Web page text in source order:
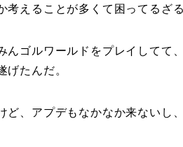
えることが多くて困ってるざ
ゴルワールドをプレイしてて
げたんだ。
ど、アプデもなかなか来ないし